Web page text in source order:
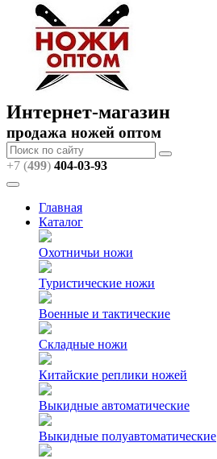
Интернет-магазин
продажа ножей оптом
+7 (499) 404-03-93
Главная
Каталог
Охотничьи ножи
Туристические ножи
Военные и тактические
Складные ножи
Китайские реплики ножей
Выкидные автоматические
Выкидные полуавтоматические